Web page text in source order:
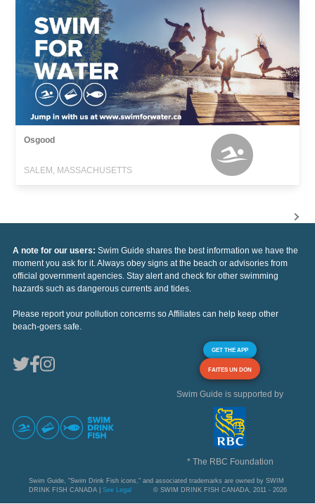
Osgood
SALEM, MASSACHUSETTS
A note for our users: Swim Guide shares the best information we have the
moment you ask for it. Always obey signs at the beach or advisories from
official government agencies. Stay alert and check for other swimming
hazards such as dangerous currents and tides.
Please report your pollution concerns so Affiliates can help keep other
beach-goers safe.
GET THE APP
FAITES UN DON
Swim Guide is supported by
* The RBC Foundation
Swim Guide, "Swim Drink Fish icons," and associated trademarks are owned by SWIM
DRINK FISH CANADA | See Legal © SWIM DRINK FISH CANADA, 2011 - 2026